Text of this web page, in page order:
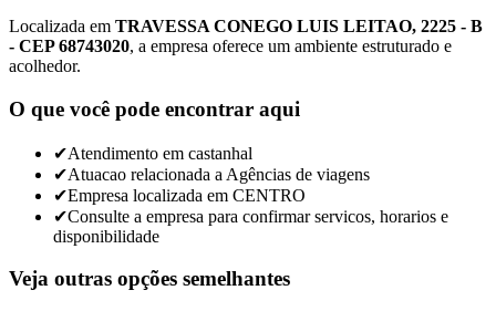
Localizada em TRAVESSA CONEGO LUIS LEITAO, 2225 - B
- CEP 68743020, a empresa oferece um ambiente estruturado e
acolhedor.
O que você pode encontrar aqui
✔Atendimento em castanhal
✔Atuacao relacionada a Agências de viagens
✔Empresa localizada em CENTRO
✔Consulte a empresa para confirmar servicos, horarios e
disponibilidade
Veja outras opções semelhantes